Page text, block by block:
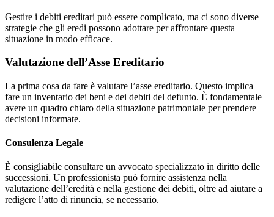
Gestire i debiti ereditari può essere complicato, ma ci sono diverse
strategie che gli eredi possono adottare per affrontare questa
situazione in modo efficace.
Valutazione dell’Asse Ereditario
La prima cosa da fare è valutare l’asse ereditario. Questo implica
fare un inventario dei beni e dei debiti del defunto. È fondamentale
avere un quadro chiaro della situazione patrimoniale per prendere
decisioni informate.
Consulenza Legale
È consigliabile consultare un avvocato specializzato in diritto delle
successioni. Un professionista può fornire assistenza nella
valutazione dell’eredità e nella gestione dei debiti, oltre ad aiutare a
redigere l’atto di rinuncia, se necessario.